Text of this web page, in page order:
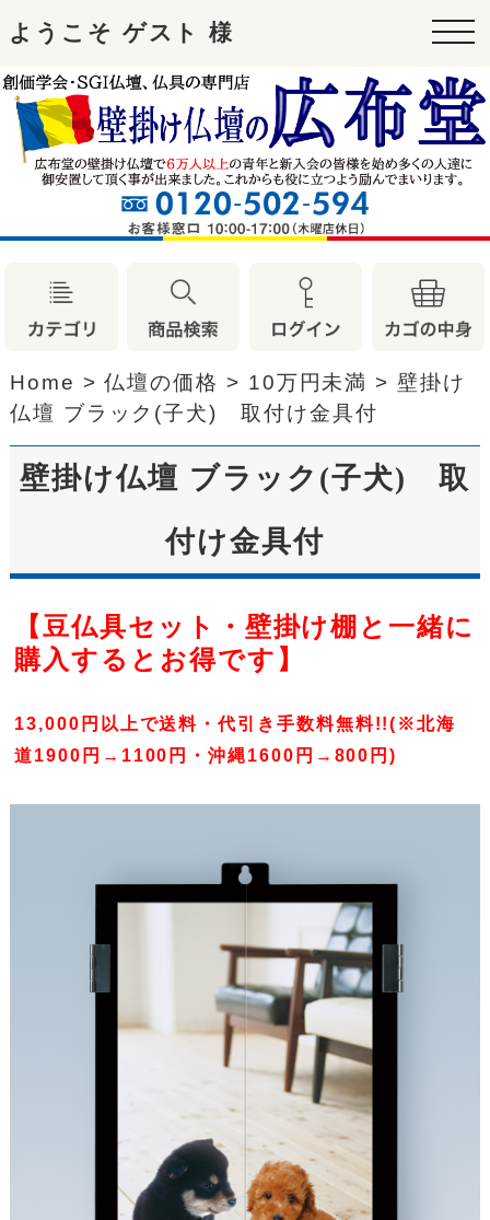
ようこそ ゲスト 様
Home >仏壇の価格 > 10万円未満 >壁掛け
仏壇 ブラック(子犬) 取付け金具付
壁掛け仏壇 ブラック(子犬) 取
付け金具付
【豆仏具セット・壁掛け棚と一緒に
購入するとお得です】
13,000円以上で送料・代引き手数料無料!!(※北海
道1900円→1100円・沖縄1600円→800円)